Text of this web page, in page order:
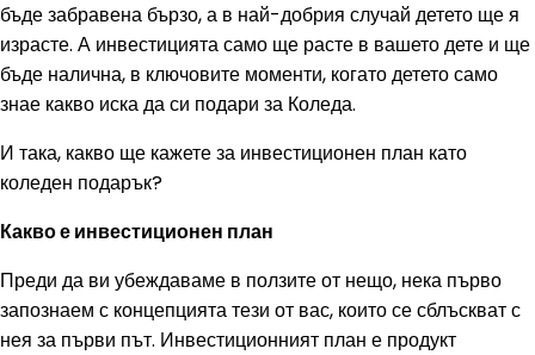
бъде забравена бързо, а в най-добрия случай детето ще я
израсте. А инвестицията само ще расте в вашето дете и ще
бъде налична, в ключовите моменти, когато детето само
знае какво иска да си подари за Коледа.
И така, какво ще кажете за инвестиционен план като
коледен подарък?
Какво е инвестиционен план
Преди да ви убеждаваме в ползите от нещо, нека първо
запознаем с концепцията тези от вас, които се сблъскват с
нея за първи път. Инвестиционният план е продукт